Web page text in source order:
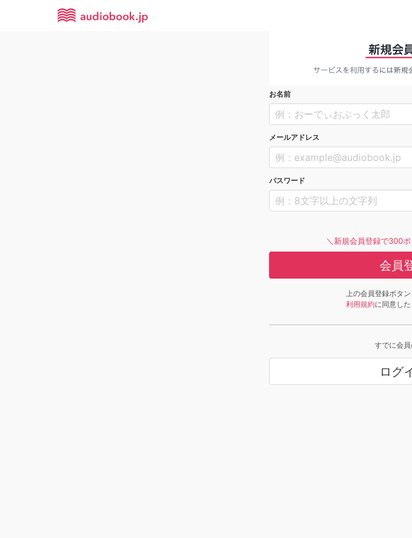
お名前
メールアドレス
パスワード
＼新規会員登録で300
会員
上の会員登録ボタン
利用規約に同意し
すでに会
ログ